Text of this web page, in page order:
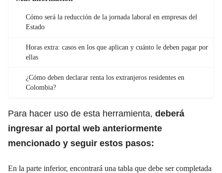
Cómo será la reducción de la jornada laboral en empresas del
Estado
Horas extra: casos en los que aplican y cuánto le deben pagar por
ellas
¿Cómo deben declarar renta los extranjeros residentes en
Colombia?
Para hacer uso de esta herramienta, deberá
ingresar al portal web anteriormente
mencionado y seguir estos pasos:
En la parte inferior, encontrará una tabla que debe ser completada